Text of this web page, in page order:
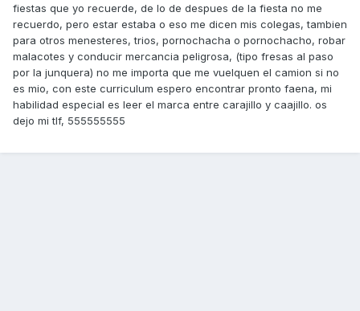
fiestas que yo recuerde, de lo de despues de la fiesta no me
recuerdo, pero estar estaba o eso me dicen mis colegas, tambien
para otros menesteres, trios, pornochacha o pornochacho, robar
malacotes y conducir mercancia peligrosa, (tipo fresas al paso
por la junquera) no me importa que me vuelquen el camion si no
es mio, con este curriculum espero encontrar pronto faena, mi
habilidad especial es leer el marca entre carajillo y caajillo. os
dejo mi tlf, 555555555